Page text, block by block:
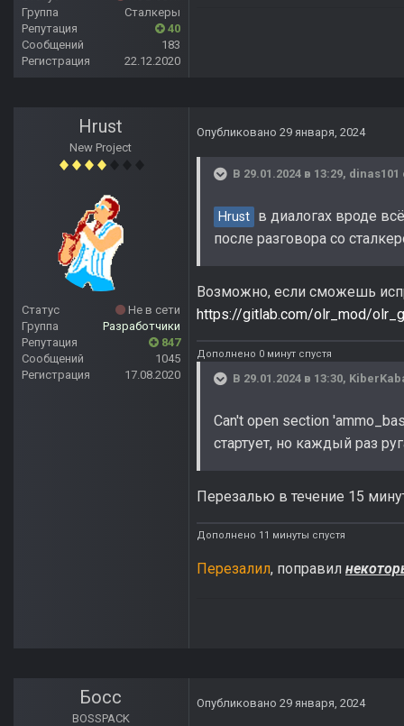
Группа
Сталкеры
Репутация
40
Сообщений
183
Регистрация
22.12.2020
Hrust
New Project
Статус
Не в сети
Группа
Разработчики
Репутация
847
Сообщений
1045
Регистрация
17.08.2020
Опубликовано 29 января, 2024
В 29.01.2024 в 13:29, dinas101
Hrust в диалогах вроде
после разговора со
Возможно, если сможешь
https://gitlab.com/olr_mod/
Дополнено 0 минут спустя
В 29.01.2024 в 13:30,
Can't open section
стартует, но каждый раз
Перезалью в течение 15
Дополнено 11 минуты спустя
Перезалил, поправил
Босс
BOSSPACK
Опубликовано 29 января, 2024